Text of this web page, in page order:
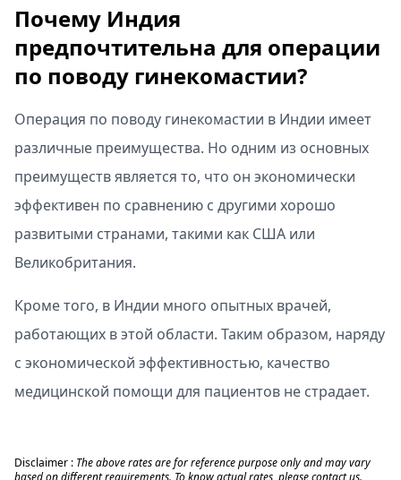
Почему Индия
предпочтительна для операции
по поводу гинекомастии?
Операция по поводу гинекомастии в Индии имеет
различные преимущества. Но одним из основных
преимуществ является то, что он экономически
эффективен по сравнению с другими хорошо
развитыми странами, такими как США или
Великобритания.
Кроме того, в Индии много опытных врачей,
работающих в этой области. Таким образом, наряду
с экономической эффективностью, качество
медицинской помощи для пациентов не страдает.
Disclaimer : The above rates are for reference purpose only and may vary